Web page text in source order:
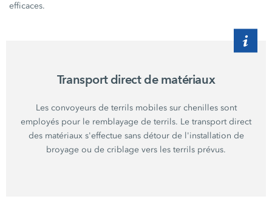
efficaces.
Transport direct de matériaux
Les convoyeurs de terrils mobiles sur chenilles sont
employés pour le remblayage de terrils. Le transport direct
des matériaux s'effectue sans détour de l'installation de
broyage ou de criblage vers les terrils prévus.